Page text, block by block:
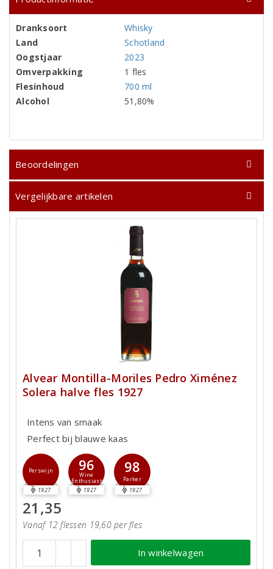
Dranksoort
Whisky
Land
Schotland
Oogstjaar
2023
Omverpakking
1 fles
Flesinhoud
700 ml
Alcohol
51,80%
Beoordelingen
Vergelijkbare artikelen
Alvear Montilla-Moriles Pedro Ximénez
Solera halve fles 1927
Intens van smaak
Perfect bij blauwe kaas
Perswijn
1927
96
Wine
Enthusiast
1927
98
Parker
1927
21,35
Vanaf 12 flessen 19,60 per fles
In winkelwagen